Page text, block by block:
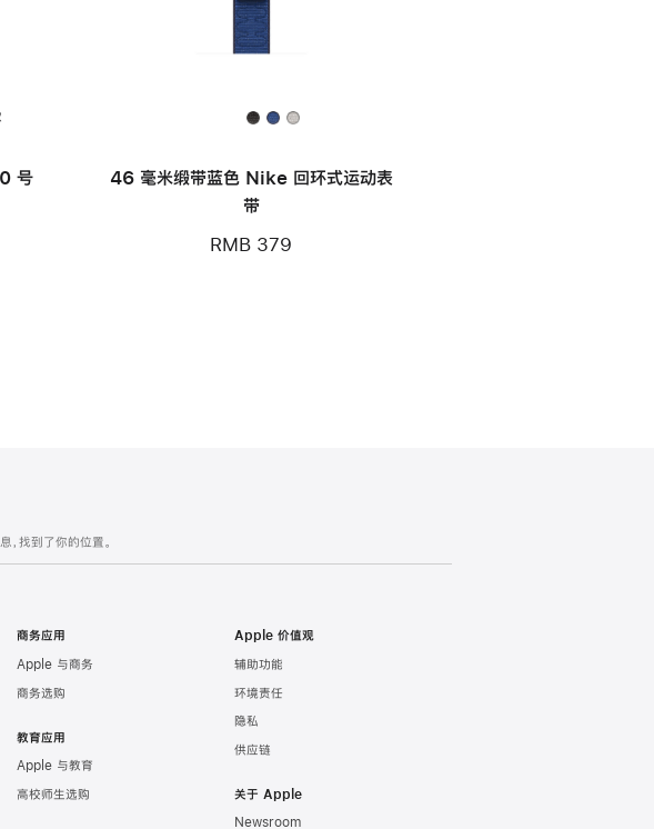
号
46 毫米缎带蓝色 Nike 回环式运动表
带
RMB 379
找到了你的位置。
商务应用
Apple 与商务
商务选购
教育应用
Apple 与教育
高校师生选购
Apple 价值观
辅助功能
环境责任
隐私
供应链
关于 Apple
Newsroom